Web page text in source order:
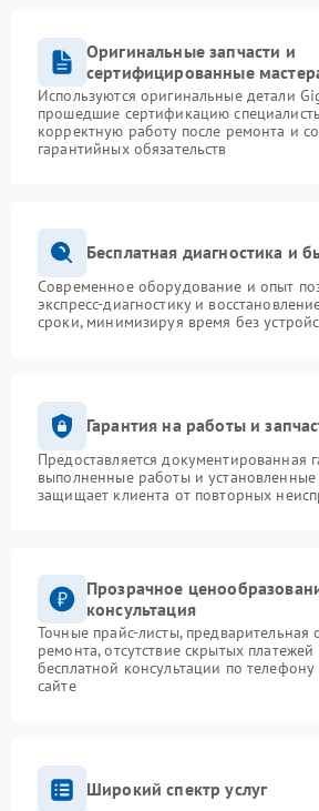
Оригинальные запчасти и
сертифицированные
Используются оригинальные детали
прошедшие сертификацию
корректную работу после ремонта и
гарантийных обязательств
Бесплатная диагностика и
Современное оборудование и опыт
экспресс-диагностику и
сроки, минимизируя время без
Гарантия на работы и
Предоставляется документированная
выполненные работы и установленные
защищает клиента от повторных
Прозрачное
консультация
Точные прайс-листы, предварительная
ремонта, отсутствие скрытых
бесплатной консультации по
сайте
Широкий спектр услуг